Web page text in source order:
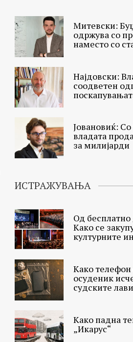
Митевски:
одржува со
наместо со
Најдовски:
соодветен
Јовановиќ:
владата
за милијарди
ИСТРАЖУВАЊА
Од бесплатно
Како се
културните
Како телефон
осуденик
судските
Како падна
„Икарус“